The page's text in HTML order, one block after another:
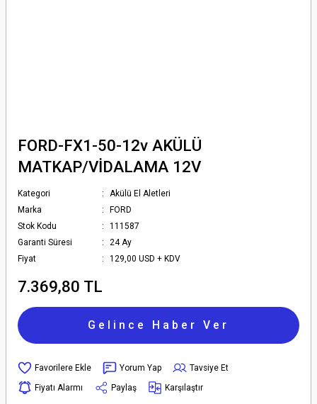
FORD-FX1-50-12v AKÜLÜ
MATKAP/VİDALAMA 12V
Kategori
Akülü El Aletleri
Marka
FORD
Stok Kodu
111587
Garanti Süresi
24 Ay
Fiyat
129,00 USD + KDV
7.369,80 TL
Gelince Haber Ver
Yorum Yap
Tavsiye Et
Fiyatı Alarmı
Paylaş Karşılaştır